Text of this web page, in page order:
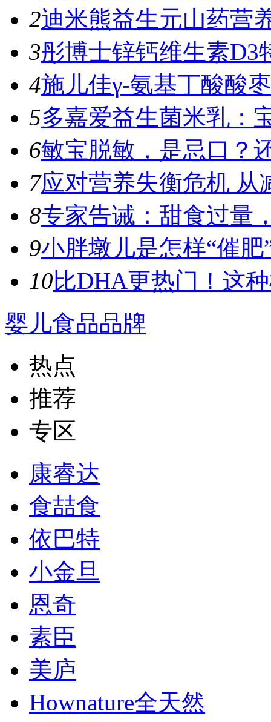
2迪米熊益生元山药营
3彤博士锌钙维生素
4施儿佳γ-氨基丁酸酸
5多嘉爱益生菌米乳：
6敏宝脱敏，是忌口？
7应对营养失衡危机 从
8专家告诫：甜食过量
9小胖墩儿是怎样“催
10比DHA更热门！这
婴儿食品品牌
热点
推荐
专区
康睿达
食喆食
依巴特
小金旦
恩奇
素臣
美庐
Hownature全天然